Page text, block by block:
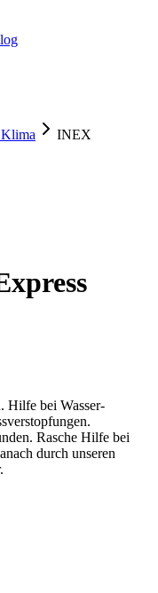
INEX
Hilfe bei Wasser-
Rasche Hilfe bei
durch unseren